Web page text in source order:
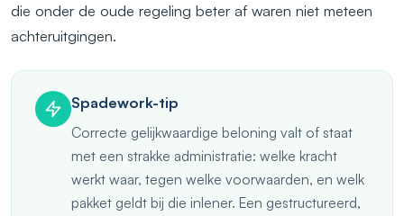
die onder de oude regeling beter af waren niet meteen
achteruitgingen.
Spadework-tip
Correcte gelijkwaardige beloning valt of staat
met een strakke administratie: welke kracht
werkt waar, tegen welke voorwaarden, en welk
pakket geldt bij die inlener. Een gestructureerd,